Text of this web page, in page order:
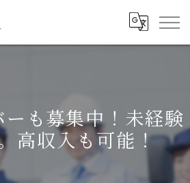
も募集中！未経験
高収入も可能！